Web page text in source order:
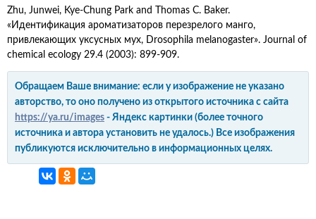
Zhu, Junwei, Kye-Chung Park and Thomas C. Baker.
«Идентификация ароматизаторов перезрелого манго,
привлекающих уксусных мух, Drosophila melanogaster». Journal of
chemical ecology 29.4 (2003): 899-909.
Обращаем Ваше внимание: если у изображение не указано
авторство, то оно получено из открытого источника с сайта
https://ya.ru/images - Яндекс картинки (более точного
источника и автора установить не удалось.) Все изображения
публикуются исключительно в информационных целях.